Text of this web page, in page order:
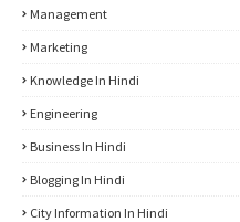
Management
Marketing
Knowledge In Hindi
Engineering
Business In Hindi
Blogging In Hindi
City Information In Hindi